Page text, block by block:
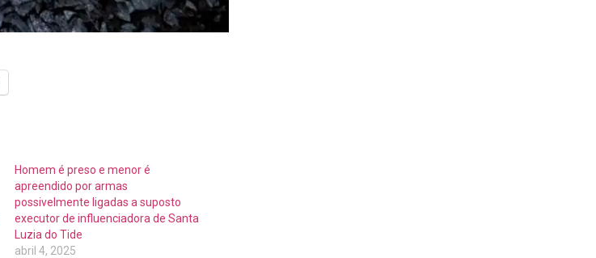
Homem é preso e menor é
apreendido por armas
possivelmente ligadas a suposto
executor de influenciadora de Santa
Luzia do Tide
abril 4, 2025